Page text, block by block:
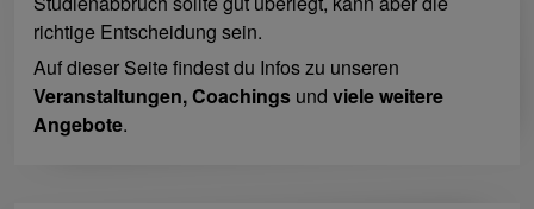
richtige Entscheidung sein.
Auf dieser Seite findest du Infos zu unseren
Veranstaltungen, Coachings und viele weitere
Angebote.